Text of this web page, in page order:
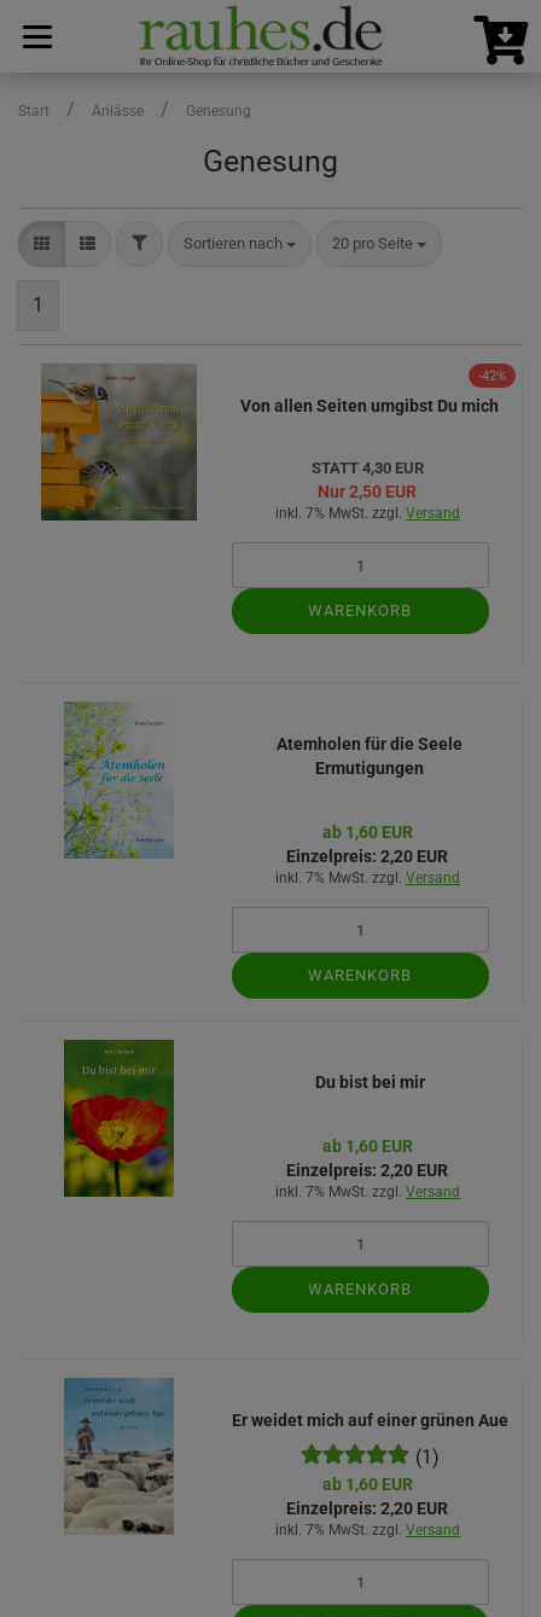
Start / Anlässe / Genesung
Genesung
FILTERSortieren nach
Sortieren nach 20 pro Seite
pro Seite
1
-42%
Von allen Seiten umgibst Du mich
STATT 4,30 EUR
Nur2,50 EUR
inkl. 7% MwSt. zzgl. Versand
WARENKORB
Atemholen für die Seele
Ermutigungen
ab 1,60 EUR
Einzelpreis: 2,20 EUR
inkl. 7% MwSt. zzgl. Versand
WARENKORB
Du bist bei mir
ab 1,60 EUR
Einzelpreis: 2,20 EUR
inkl. 7% MwSt. zzgl. Versand
WARENKORB
Er weidet mich auf einer grünen Aue
(1)
ab 1,60 EUR
Einzelpreis: 2,20 EUR
inkl. 7% MwSt. zzgl. Versand